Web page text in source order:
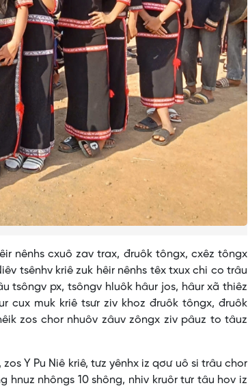
nênhs cxuô zav trax, đruôk tôngx, cxêz tôngx
tsênhv kriê zuk hêir nênhs têx txux chi co trâu
tsôngv px, tsôngv hluôk hâur jos, hâur xã thiêz
cux muk kriê tsưr ziv khoz đruôk tôngx, đruôk
zos chor nhuôv zâuv zôngx ziv pâuz to tâuz
Y Pu Niê kriê, tưz yênhx iz qơư uô si trâu chor
hnuz nhôngs 10 shông, nhiv kruôr tưr tâu hov iz